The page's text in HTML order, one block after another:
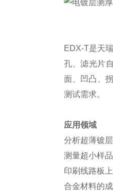
EDX-T是天
孔、滤光片
面、凹凸、
测试需求。
应用领域
分析超薄镀
测量超小样
印刷线路板
合金材料的